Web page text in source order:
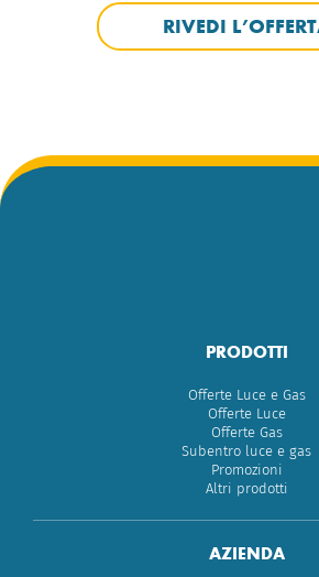
RIVEDI
PRODOTTI
Offerte Luce e Gas
Offerte Luce
Offerte Gas
Subentro luce e gas
Promozioni
Altri prodotti
AZIENDA